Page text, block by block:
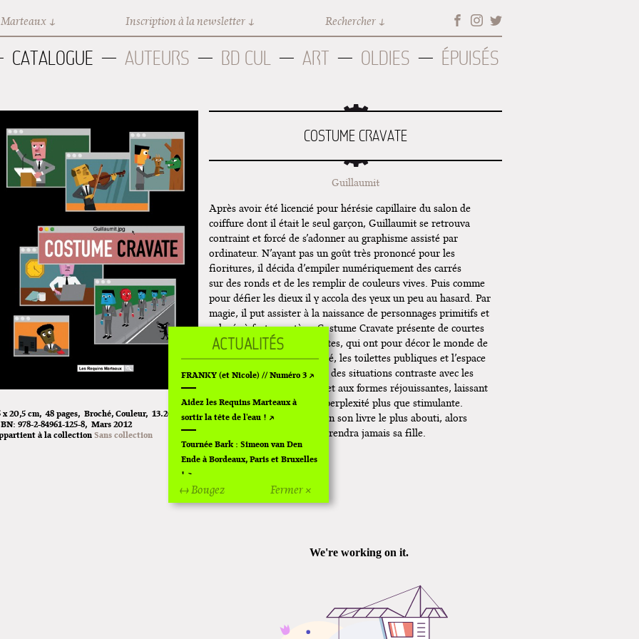
Marteaux Inscription à la newsletter Rechercher
CATALOGUE AUTEURS BD CUL ART OLDIES ÉPUISÉS
COSTUME CRAVATE
x 20,5 cm 48 pages Broché Couleur 13.20€
978-2-84961-125-8
Mars 2012
à la collectionSans collection
Guillaumit
Après avoir été licencié pour hérésie capillaire du salon de
coiffure dont il était le seul garçon, Guillaumit se retrouva
contraint et forcé de s’adonner au graphisme assisté par
ordinateur. N’ayant pas un goût très prononcé pour les
fioritures, il décida d’empiler numériquement des carrés
sur des ronds et de les remplir de couleurs vives. Puis comme
pour défier les dieux il y accola des yeux un peu au hasard. Par
magie, il put assister à la naissance de personnages primitifs et
colorés à fort caractère. Costume Cravate présente de courtes
histoires absurdes et muettes, qui ont pour décor le monde de
l’entreprise, le supermarché, les toilettes publiques et l’espace
intergalactique. La cruauté des situations contraste avec les
personnages aux couleurs et aux formes réjouissantes, laissant
le lecteur dans un état de perplexité plus que stimulante.
Costume Cravate est de loin son livre le plus abouti, alors
achetez-le, sinon on ne lui rendra jamais sa fille.
Fermer ×
↔ Bougez
FRANKY (et Nicole) // Numéro 3
Aidez les Requins Marteaux à
sortir la tête de l'eau !
Tournée Bark : Simeon van Den
Ende à Bordeaux, Paris et Bruxelles
!
Off Of Off d'Angoulême 2024